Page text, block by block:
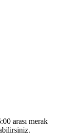
arası merak